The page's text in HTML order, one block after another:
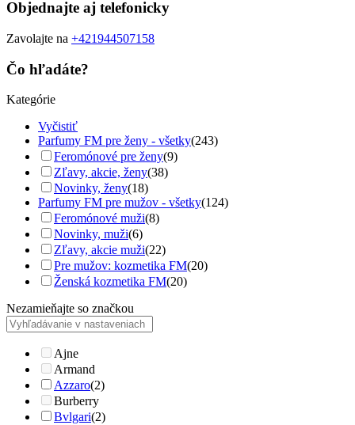
Objednajte aj telefonicky
Zavolajte na +421944507158
Čo hľadáte?
Kategórie
Vyčistiť
Parfumy FM pre ženy - všetky(243)
Feromónové pre ženy(9)
Zľavy, akcie, ženy(38)
Novinky, ženy(18)
Parfumy FM pre mužov - všetky(124)
Feromónové muži(8)
Novinky, muži(6)
Zľavy, akcie muži(22)
Pre mužov: kozmetika FM(20)
Ženská kozmetika FM(20)
Nezamieňajte so značkou
Ajne
Armand
Azzaro(2)
Burberry
Bvlgari(2)